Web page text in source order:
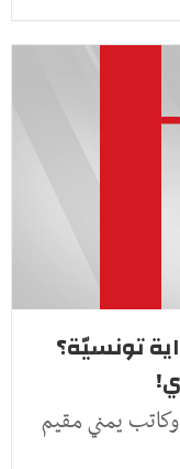
تونسيّة؟
يمني مقيم